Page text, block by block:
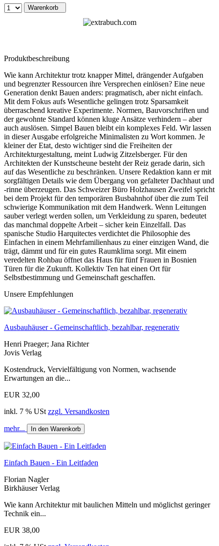
Warenkorb
Produktbeschreibung
Wie kann Architektur trotz knapper Mittel, drängender Aufgaben
und begrenzter Ressourcen ihre Versprechen einlösen? Eine neue
Generation denkt Bauen anders: pragmatisch, aber nicht einfach.
Mit dem Fokus aufs Wesentliche gelingen trotz Sparsamkeit
überraschend kreative Experimente. Normen, Bauvorschriften und
der gewohnte Standard können kluge Ansätze verhindern – aber
auch auslösen. Simpel Bauen bleibt ein komplexes Feld. Wir lassen
in dieser Ausgabe erfolgreiche Minimalisten zu Wort kommen. Je
kleiner der Etat, desto wichtiger sind die Freiheiten der
Architekturgestaltung, meint Ludwig Zitzelsberger. Für den
Architekten der Kunstscheune besteht der Reiz gerade darin, sich
auf das Wesentliche zu beschränken. Unsere Redaktion kann er mit
sorgfältigen Details wie dem Übergang von gefalteter Dachhaut und
-rinne überzeugen. Das Schweizer Büro Holzhausen Zweifel spricht
bei dem Projekt für den temporären Busbahnhof über die zum Teil
schwierige Kommunikation mit dem Handwerk. Wenn Leitungen
sauber verlegt werden sollen, um Verkleidung zu sparen, bedeutet
das manchmal doppelte Arbeit – sicher kein Einzelfall. Das
spanische Studio Harquitectes verdichtet die Philosophie des
Einfachen in einem Mehrfamilienhaus zu einer einzigen Wand, die
trägt, dämmt und für ein gutes Raumklima sorgt. Mit einem
veredelten Rohbau öffnet das Haus für fünf Frauen in Bosnien
Türen für die Zukunft. Kollektiv Ten hat einen Ort für
Selbstbestimmung und Gemeinschaft geschaffen.
Unsere Empfehlungen
Ausbauhäuser - Gemeinschaftlich, bezahlbar, regenerativ
Henri Praeger; Jana Richter
Jovis Verlag
Kostendruck, Vervielfältigung von Normen, wachsende
Erwartungen an die...
EUR 32,00
inkl. 7 % USt zzgl. Versandkosten
mehr... In den Warenkorb
Einfach Bauen - Ein Leitfaden
Florian Nagler
Birkhäuser Verlag
Wie kann Architektur mit baulichen Mitteln und möglichst geringer
Technik ein...
EUR 38,00